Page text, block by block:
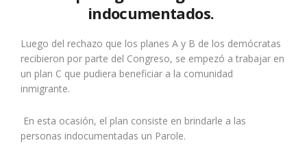
indocumentados.
Luego del rechazo que los planes A y B de los demócratas
recibieron por parte del Congreso, se empezó a trabajar en
un plan C que pudiera beneficiar a la comunidad
inmigrante.
En esta ocasión, el plan consiste en brindarle a las
personas indocumentadas un Parole.